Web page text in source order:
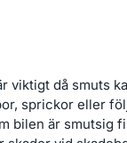
viktigt då smuts
sprickor eller
bilen är smutsig